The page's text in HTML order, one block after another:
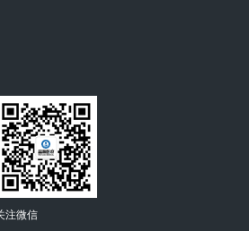
注微信